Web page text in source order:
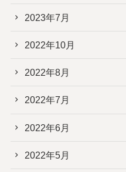
2023年7月
2022年10月
2022年8月
2022年7月
2022年6月
2022年5月